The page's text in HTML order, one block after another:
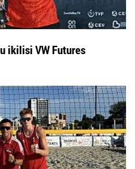
ikilisi VW Futures